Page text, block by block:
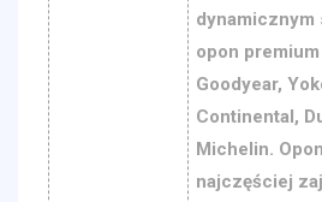
dynamicznym
opon
Goodyear,
Continental,
Michelin.
najczęściej